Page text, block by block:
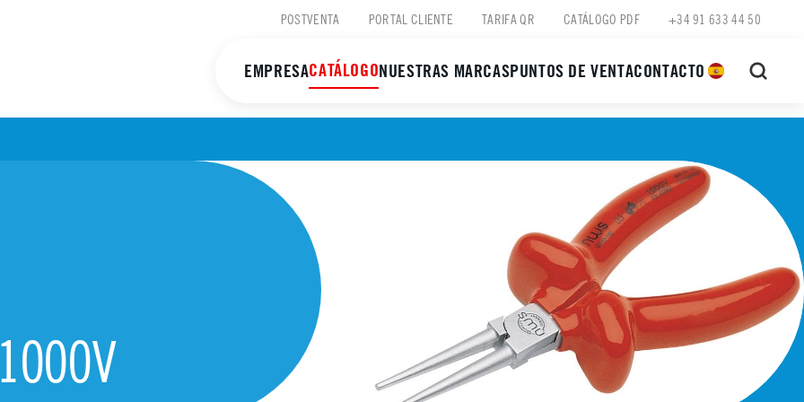
POSTVENTA PORTAL CLIENTE TARIFA QR CATÁLOGO PDF +34 91 633 44 50
EMPRESACATÁLOGONUESTRAS MARCASPUNTOS DE VENTACONTACTO